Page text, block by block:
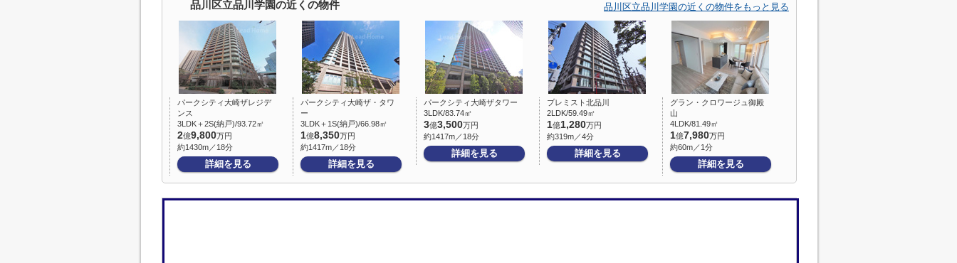
品川区立品川学園の近くの物件 品川区立品川学園の近くの物件をもっと見る
パークシティ大崎ザレジデ
ンス
3LDK＋2S(納戸)/93.72㎡
2億9,800万円
約1430m／18分
詳細を見る
パークシティ大崎ザ・タワ
ー
3LDK＋1S(納戸)/66.98㎡
1億8,350万円
約1417m／18分
詳細を見る
パークシティ大崎ザタワー
3LDK/83.74㎡
3億3,500万円
約1417m／18分
詳細を見る
プレミスト北品川
2LDK/59.49㎡
1億1,280万円
約319m／4分
詳細を見る
グラン・クロワージュ御殿
山
4LDK/81.49㎡
1億7,980万円
約60m／1分
詳細を見る